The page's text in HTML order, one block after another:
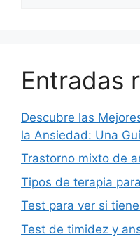
Entradas
Descubre las
la Ansiedad: Una
Trastorno mixto de
Tipos de terapia
Test para ver si
Test de timidez y